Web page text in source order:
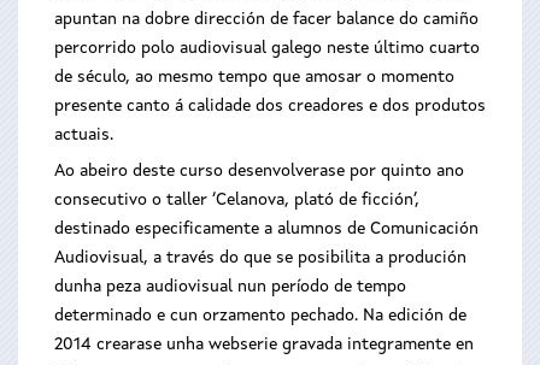
apuntan na dobre dirección de facer balance do camiño
percorrido polo audiovisual galego neste último cuarto
de século, ao mesmo tempo que amosar o momento
presente canto á calidade dos creadores e dos produtos
actuais.
Ao abeiro deste curso desenvolverase por quinto ano
consecutivo o taller ‘Celanova, plató de ficción’,
destinado especificamente a alumnos de Comunicación
Audiovisual, a través do que se posibilita a produción
dunha peza audiovisual nun período de tempo
determinado e cun orzamento pechado. Na edición de
2014 crearase unha webserie gravada integramente en